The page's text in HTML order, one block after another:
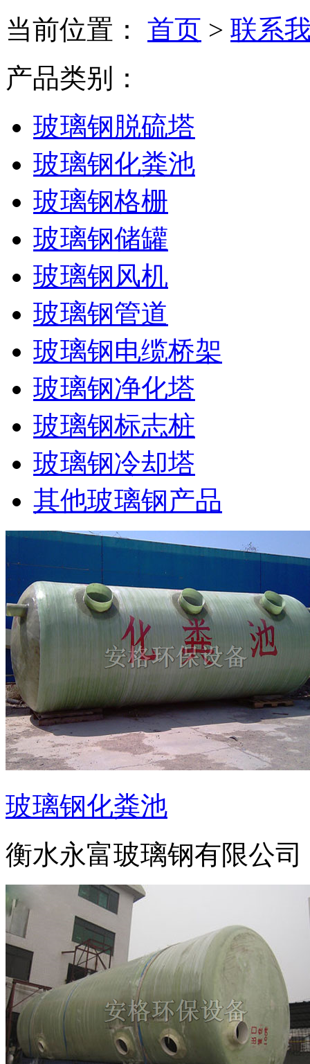
当前位置： 首页 > 联系
产品类别：
玻璃钢脱硫塔
玻璃钢化粪池
玻璃钢格栅
玻璃钢储罐
玻璃钢风机
玻璃钢管道
玻璃钢电缆桥架
玻璃钢净化塔
玻璃钢标志桩
玻璃钢冷却塔
其他玻璃钢产品
玻璃钢化粪池
衡水永富玻璃钢有限公司